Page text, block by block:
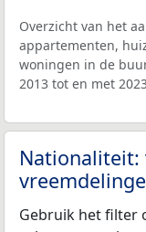
Overzicht van het
appartementen,
woningen in de
2013 tot en met
Nationaliteit:
Gebruik het filter